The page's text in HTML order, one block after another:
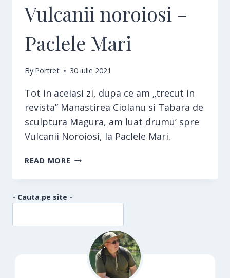
Vulcanii noroiosi –
Paclele Mari
By Portret 30 iulie 2021
Tot in aceiasi zi, dupa ce am „trecut in
revista” Manastirea Ciolanu si Tabara de
sculptura Magura, am luat drumu’ spre
Vulcanii Noroiosi, la Paclele Mari.
READ MORE VULCANII
–
MARI
- Cauta pe site -